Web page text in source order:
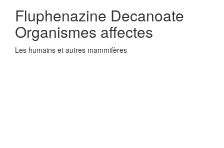
Fluphenazine Decanoate
Organismes affectes
Les humains et autres mammifères